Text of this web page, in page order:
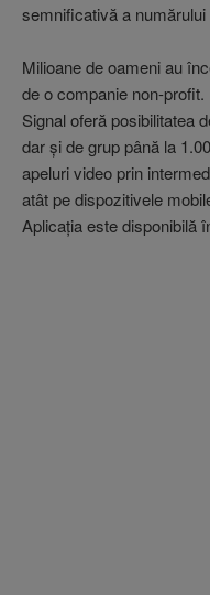
semnificativă a numărului
Milioane de oameni au
de o companie non-profit.
Signal oferă posibilitatea
dar şi de grup până la
apeluri video prin
atât pe dispozitivele
Aplicaţia este disponibilă